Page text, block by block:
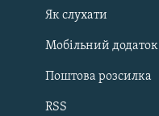
ДОЛУЧАЙСЯ!
Як слухати
Мобільний додаток
Поштова розсилка
RSS